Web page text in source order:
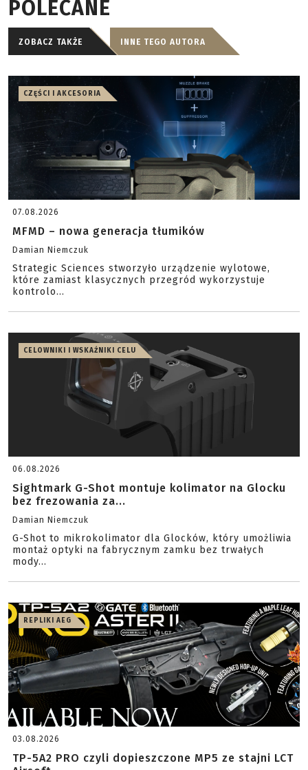
POLECANE
ZOBACZ TAKŻE INNE TEGO AUTORA
CZĘŚCI I AKCESORIA
07.08.2026
MFMD – nowa generacja tłumików
Damian Niemczuk
Strategic Sciences stworzyło urządzenie wylotowe,
które zamiast klasycznych przegród wykorzystuje
kontrolo...
CELOWNIKI I WSKAŹNIKI CELU
06.08.2026
Sightmark G-Shot montuje kolimator na Glocku
bez frezowania za...
Damian Niemczuk
G-Shot to mikrokolimator dla Glocków, który umożliwia
montaż optyki na fabrycznym zamku bez trwałych
mody...
REPLIKI AEG
03.08.2026
TP-5A2 PRO czyli dopieszczone MP5 ze stajni LCT